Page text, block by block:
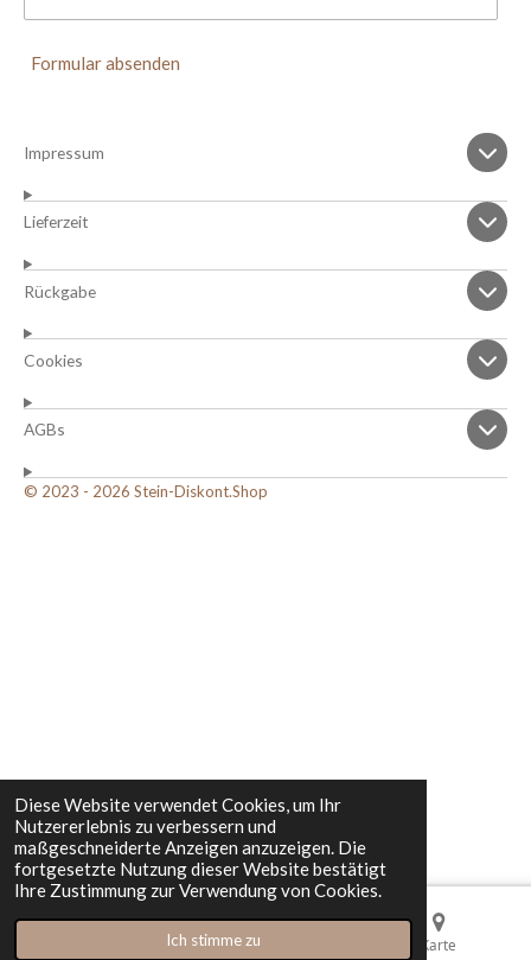
Diese Website verwendet Cookies, um Ihr
Nutzererlebnis zu verbessern und
maßgeschneiderte Anzeigen anzuzeigen. Die
fortgesetzte Nutzung dieser Website bestätigt
Ihre Zustimmung zur Verwendung von Cookies.
Ich stimme zu
Formular absenden
Impressum
Lieferzeit
Rückgabe
Cookies
AGBs
© 2023 - 2026 Stein-Diskont.Shop
E-Mail Karte